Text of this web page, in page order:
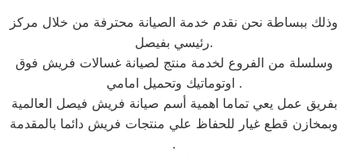
وذلك ببساطة نحن نقدم خدمة الصيانة محترفة من خلال مركز
رئيسي بفيصل.
وسلسلة من الفروع لخدمة منتج لصيانة غسالات فريش فوق
اوتوماتيك وتحميل امامي .
بفريق عمل يعي تماما اهمية أسم صيانة فريش فيصل العالمية
وبمخازن قطع غيار للحفاظ علي منتجات فريش دائما بالمقدمة
.